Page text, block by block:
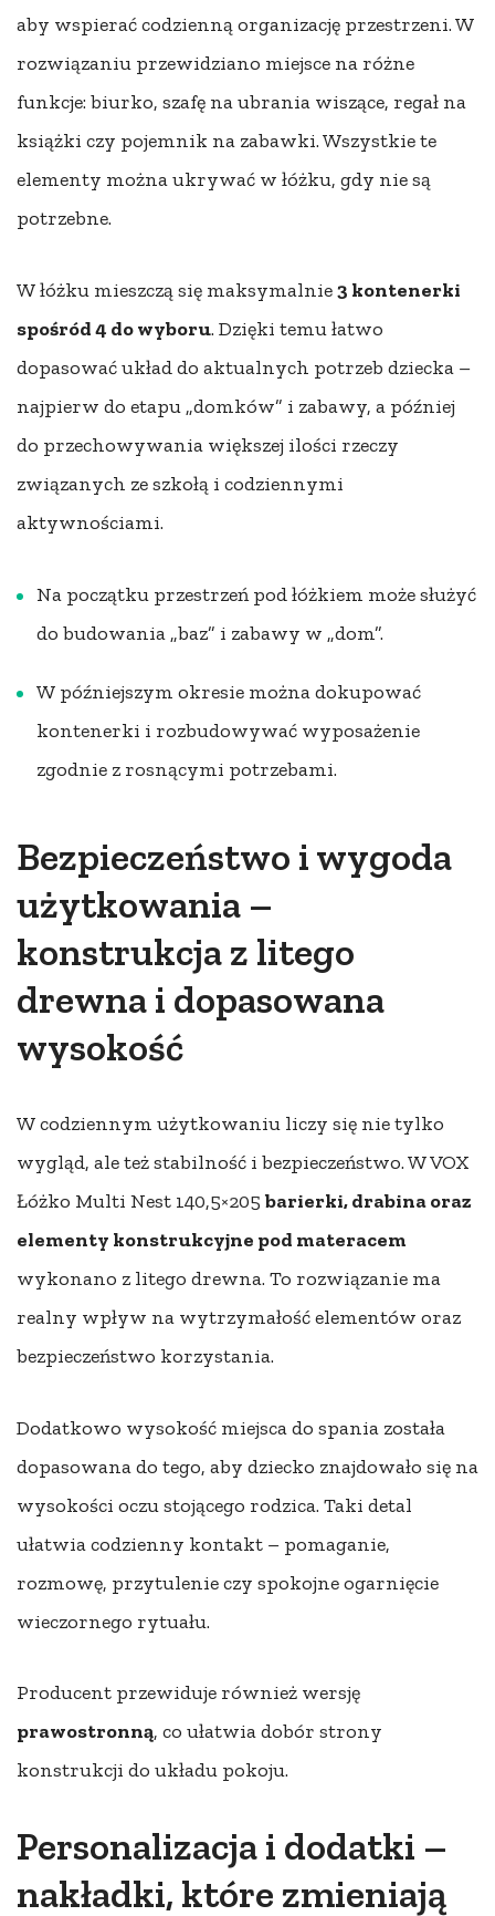
aby wspierać codzienną organizację przestrzeni. W
rozwiązaniu przewidziano miejsce na różne
funkcje: biurko, szafę na ubrania wiszące, regał na
książki czy pojemnik na zabawki. Wszystkie te
elementy można ukrywać w łóżku, gdy nie są
potrzebne.
W łóżku mieszczą się maksymalnie3 kontenerki
spośród 4 do wyboru. Dzięki temu łatwo
dopasować układ do aktualnych potrzeb dziecka –
najpierw do etapu „domków” i zabawy, a później
do przechowywania większej ilości rzeczy
związanych ze szkołą i codziennymi
aktywnościami.
Na początku przestrzeń pod łóżkiem może służyć
do budowania „baz” i zabawy w „dom”.
W późniejszym okresie można dokupować
kontenerki i rozbudowywać wyposażenie
zgodnie z rosnącymi potrzebami.
Bezpieczeństwo i wygoda
użytkowania –
konstrukcja z litego
drewna i dopasowana
wysokość
W codziennym użytkowaniu liczy się nie tylko
wygląd, ale też stabilność i bezpieczeństwo. W VOX
Łóżko Multi Nest 140,5×205 barierki, drabina oraz
elementy konstrukcyjne pod materacem
wykonano z litego drewna. To rozwiązanie ma
realny wpływ na wytrzymałość elementów oraz
bezpieczeństwo korzystania.
Dodatkowo wysokość miejsca do spania została
dopasowana do tego, aby dziecko znajdowało się na
wysokości oczu stojącego rodzica. Taki detal
ułatwia codzienny kontakt – pomaganie,
rozmowę, przytulenie czy spokojne ogarnięcie
wieczornego rytuału.
Producent przewiduje również wersję
prawostronną, co ułatwia dobór strony
konstrukcji do układu pokoju.
Personalizacja i dodatki –
nakładki, które zmieniają